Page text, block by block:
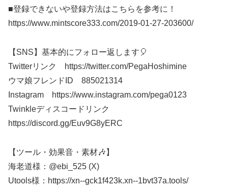
■登録できないや登録方法はこちらを参考に！
https://www.mintscore333.com/2019-01-27-203600/
【SNS】基本的にフォロー返します🎈
Twitterリンク https://twitter.com/PegaHoshimine
ウマ娘フレンドID 885021314
Instagram https://www.instagram.com/pega0123​​​
Twinkleディスコードリンク
https://discord.gg/Euv9G8yERC
【ツール・効果音・素材🎶】
海老道様：@ebi_525 (X)
Utools様：https://xn--gck1f423k.xn--1bvt37a.tools/